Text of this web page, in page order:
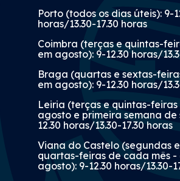
Porto (todos os dias úteis): 9-
horas/13.30-17.30 horas
Coimbra (terças e quintas-
em agosto): 9-12.30 horas/
Braga (quartas e sextas-
em agosto): 9-12.30 horas/
Leiria (terças e quintas-
agosto e primeira semana de
12.30 horas/13.30-17.30 horas
Viana do Castelo (segundas
quartas-feiras de cada mês -
agosto): 9-12.30 horas/13.30-